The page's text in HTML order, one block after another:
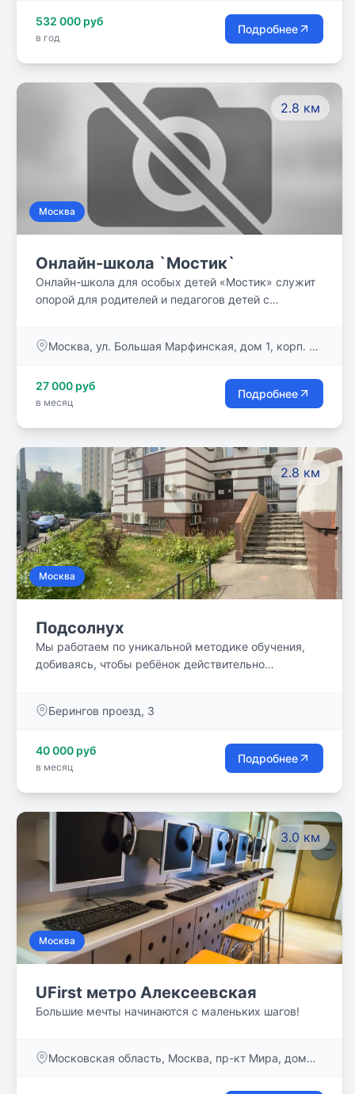
заинтересованное отношение к каждому ребёнку -
отношение, при котором ученик не чувствовал себя
внешкольных делах.
532 000 руб
в год
Подробнее
2.8 км
Москва
Онлайн-школа `Мостик`
Онлайн-школа для особых детей «Мостик» служит
опорой для родителей и педагогов детей с
Москва, ул. Большая Марфинская, дом 1, корп. 3,
27 000 руб
в месяц
Подробнее
2.8 км
Москва
Подсолнух
Мы работаем по уникальной методике обучения,
добиваясь, чтобы ребёнок действительно
Берингов проезд, 3
40 000 руб
в месяц
Подробнее
3.0 км
Москва
UFirst метро Алексеевская
Большие мечты начинаются с маленьких шагов!
Московская область, Москва, пр-кт Мира, дом